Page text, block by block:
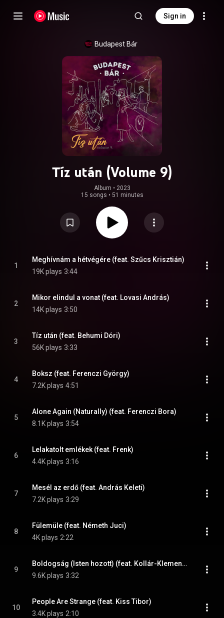
Sign in
Budapest Bár
Tíz után (Volume 9)
Album • 2023
15 songs • 51 minutes
1
Meghívnám a hétvégére (feat. Szűcs Krisztián)
19K plays 3:44
2
Mikor elindul a vonat (feat. Lovasi András)
14K plays 3:50
3
Tíz után (feat. Behumi Dóri)
56K plays 3:33
4
Boksz (feat. Ferenczi György)
7.2K plays 4:51
5
Alone Again (Naturally) (feat. Ferenczi Bora)
8.1K plays 3:54
6
Lelakatolt emlékek (feat. Frenk)
4.4K plays 3:16
7
Mesél az erdő (feat. András Keleti)
7.2K plays 3:29
8
Fülemüle (feat. Németh Juci)
4K plays 2:22
9
Boldogság (Isten hozott) (feat. Kollár-Klemencz László)
9.6K plays 3:32
10
People Are Strange (feat. Kiss Tibor)
3.4K plays 2:10